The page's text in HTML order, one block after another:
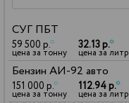
СУГ ПБТ
59 500 р.*
цена за тонну
32.13 р.*
цена за литр
Бензин АИ-92 авто
151 000 р.*
цена за тонну
112.94 р.*
цена за литр